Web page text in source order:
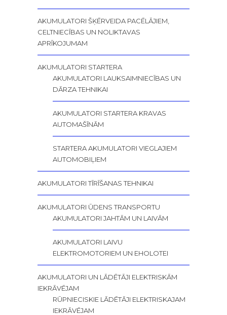
AKUMULATORI ŠĶĒRVEIDA PACĒLĀJIEM,
CELTNIECĪBAS UN NOLIKTAVAS
APRĪKOJUMAM
AKUMULATORI STARTERA
AKUMULATORI LAUKSAIMNIECĪBAS UN
DĀRZA TEHNIKAI
AKUMULATORI STARTERA KRAVAS
AUTOMAŠĪNĀM
STARTERA AKUMULATORI VIEGLAJIEM
AUTOMOBIĻIEM
AKUMULATORI TĪRĪŠANAS TEHNIKAI
AKUMULATORI ŪDENS TRANSPORTU
AKUMULATORI JAHTĀM UN LAIVĀM
AKUMULATORI LAIVU
ELEKTROMOTORIEM UN EHOLOTEI
AKUMULATORI UN LĀDĒTĀJI ELEKTRISKĀM
IEKRĀVĒJAM
RŪPNIECISKIE LĀDĒTĀJI ELEKTRISKAJAM
IEKRĀVĒJAM